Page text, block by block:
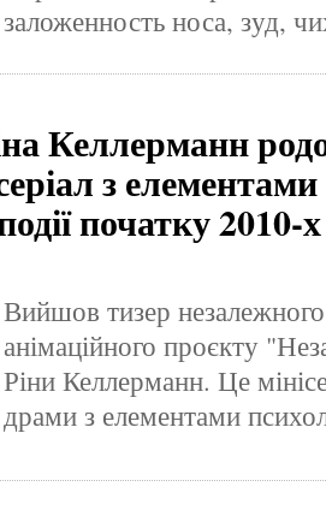
заложенность носа, зуд,
Келлерманн
з
початку 2010-
Вийшов тизер незалежного
анімаційного проєкту
Ріни Келлерманн. Це
драми з елементами